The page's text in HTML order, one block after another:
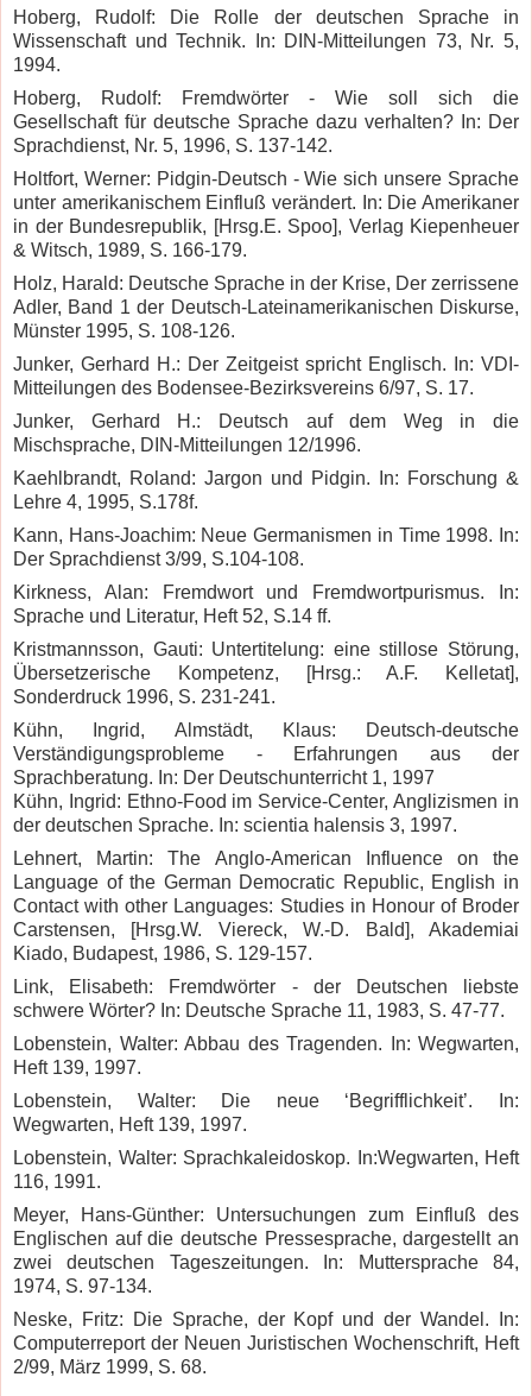
Hoberg, Rudolf: Die Rolle der deutschen Sprache in
Wissenschaft und Technik. In: DIN-Mitteilungen 73, Nr. 5,
1994.
Hoberg, Rudolf: Fremdwörter - Wie soll sich die
Gesellschaft für deutsche Sprache dazu verhalten? In: Der
Sprachdienst, Nr. 5, 1996, S. 137-142.
Holtfort, Werner: Pidgin-Deutsch - Wie sich unsere Sprache
unter amerikanischem Einfluß verändert. In: Die Amerikaner
in der Bundesrepublik, [Hrsg.E. Spoo], Verlag Kiepenheuer
& Witsch, 1989, S. 166-179.
Holz, Harald: Deutsche Sprache in der Krise, Der zerrissene
Adler, Band 1 der Deutsch-Lateinamerikanischen Diskurse,
Münster 1995, S. 108-126.
Junker, Gerhard H.: Der Zeitgeist spricht Englisch. In: VDI-
Mitteilungen des Bodensee-Bezirksvereins 6/97, S. 17.
Junker, Gerhard H.: Deutsch auf dem Weg in die
Mischsprache, DIN-Mitteilungen 12/1996.
Kaehlbrandt, Roland: Jargon und Pidgin. In: Forschung &
Lehre 4, 1995, S.178f.
Kann, Hans-Joachim: Neue Germanismen in Time 1998. In:
Der Sprachdienst 3/99, S.104-108.
Kirkness, Alan: Fremdwort und Fremdwortpurismus. In:
Sprache und Literatur, Heft 52, S.14 ff.
Kristmannsson, Gauti: Untertitelung: eine stillose Störung,
Übersetzerische Kompetenz, [Hrsg.: A.F. Kelletat],
Sonderdruck 1996, S. 231-241.
Kühn, Ingrid, Almstädt, Klaus: Deutsch-deutsche
Verständigungsprobleme - Erfahrungen aus der
Sprachberatung. In: Der Deutschunterricht 1, 1997
Kühn, Ingrid: Ethno-Food im Service-Center, Anglizismen in
der deutschen Sprache. In: scientia halensis 3, 1997.
Lehnert, Martin: The Anglo-American Influence on the
Language of the German Democratic Republic, English in
Contact with other Languages: Studies in Honour of Broder
Carstensen, [Hrsg.W. Viereck, W.-D. Bald], Akademiai
Kiado, Budapest, 1986, S. 129-157.
Link, Elisabeth: Fremdwörter - der Deutschen liebste
schwere Wörter? In: Deutsche Sprache 11, 1983, S. 47-77.
Lobenstein, Walter: Abbau des Tragenden. In: Wegwarten,
Heft 139, 1997.
Lobenstein, Walter: Die neue ‘Begrifflichkeit’. In:
Wegwarten, Heft 139, 1997.
Lobenstein, Walter: Sprachkaleidoskop. In:Wegwarten, Heft
116, 1991.
Meyer, Hans-Günther: Untersuchungen zum Einfluß des
Englischen auf die deutsche Pressesprache, dargestellt an
zwei deutschen Tageszeitungen. In: Muttersprache 84,
1974, S. 97-134.
Neske, Fritz: Die Sprache, der Kopf und der Wandel. In:
Computerreport der Neuen Juristischen Wochenschrift, Heft
2/99, März 1999, S. 68.